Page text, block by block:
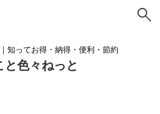
知ってお得・納得・便利・節約
と色々ねっと